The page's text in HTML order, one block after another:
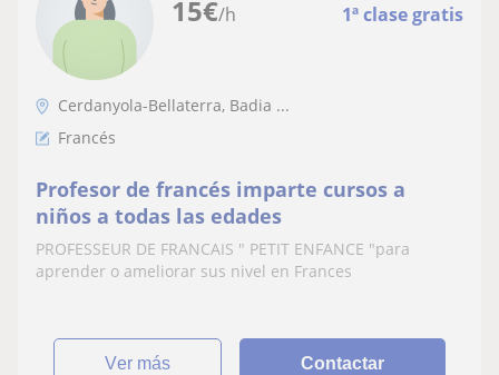
15€/h 1ª clase gratis
Cerdanyola-Bellaterra, Badia ...
Francés
Profesor de francés imparte cursos a
niños a todas las edades
PROFESSEUR DE FRANCAIS " PETIT ENFANCE "para
aprender o ameliorar sus nivel en Frances
ver más Contactar